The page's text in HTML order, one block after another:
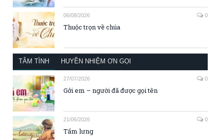
06/08/2026 0
Thuộc trọn về chúa
TÂM TÌNH HUYỀN NHIỆM ƠN GỌI
27/07/2026 0
Gởi em – người đã được gọi tên
21/06/2026 0
Tấm lưng